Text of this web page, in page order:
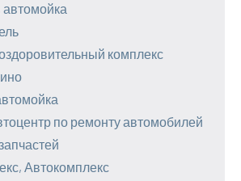
автомойка
комплекс
по ремонту автомобилей
Автокомплекс